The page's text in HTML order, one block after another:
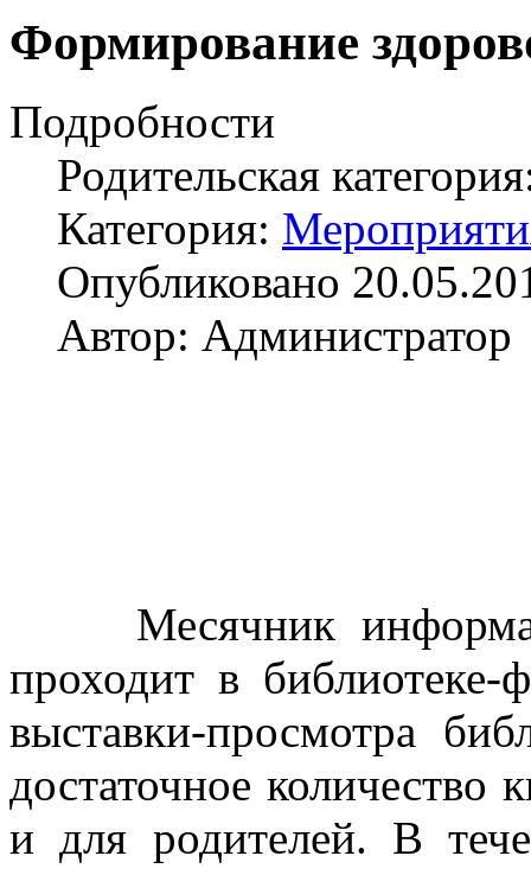
Формирование
Подробности
Родительская
Категория:
Опубликовано
Автор: Администратор
Месячник
проходит в
выставки-просмотра
достаточное количество
и для родителей. В